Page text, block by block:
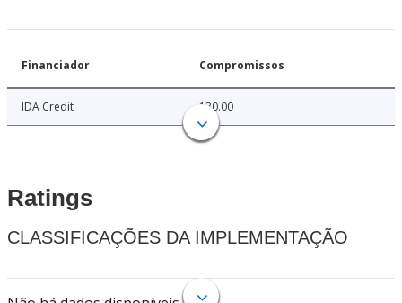
Financiador Compromissos
IDA Credit 130.00
Ratings
CLASSIFICAÇÕES DA IMPLEMENTAÇÃO